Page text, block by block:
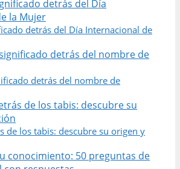
detrás del Día Internacional de
detrás del nombre de
de los tabis: descubre su origen y